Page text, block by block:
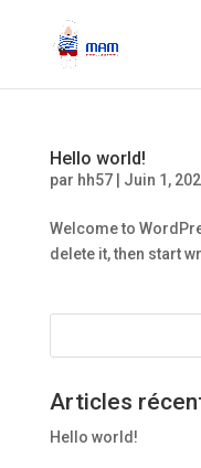
Hello world!
par hh57| Juin 1,
Welcome to
delete it, then start
Articles
Hello world!